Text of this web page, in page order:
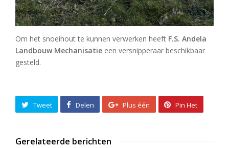
Om het snoeihout te kunnen verwerken heeft F.S. Andela
Landbouw Mechanisatie een versnipperaar beschikbaar
gesteld.
Tweet Delen Plus één Pin Het
Gerelateerde berichten